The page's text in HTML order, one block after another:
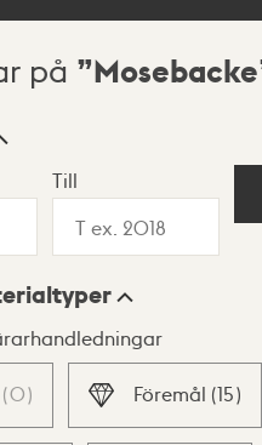
på Mosebacke
Karta
Till
(0) Föremål (15)